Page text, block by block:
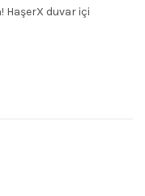
HaşerX duvar içi